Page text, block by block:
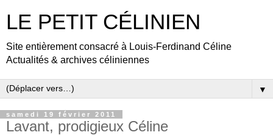
LE PETIT CÉLINIEN
Site entièrement consacré à Louis-Ferdinand Céline
Actualités & archives céliniennes
▼
samedi 19 février 2011
Lavant, prodigieux Céline